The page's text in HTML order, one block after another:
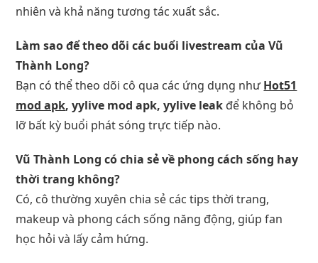
nhiên và khả năng tương tác xuất sắc.
Làm sao để theo dõi các buổi livestream của Vũ
Thành Long?
Bạn có thể theo dõi cô qua các ứng dụng nhưHot51
mod apk, yylive mod apk, yylive leak để không bỏ
lỡ bất kỳ buổi phát sóng trực tiếp nào.
Vũ Thành Long có chia sẻ về phong cách sống hay
thời trang không?
Có, cô thường xuyên chia sẻ các tips thời trang,
makeup và phong cách sống năng động, giúp fan
học hỏi và lấy cảm hứng.